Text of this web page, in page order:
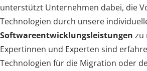
unterstützt Unternehmen dabei, die
Technologien durch unsere
Softwareentwicklungsleistungen zu
Expertinnen und Experten sind
Technologien für die Migration oder